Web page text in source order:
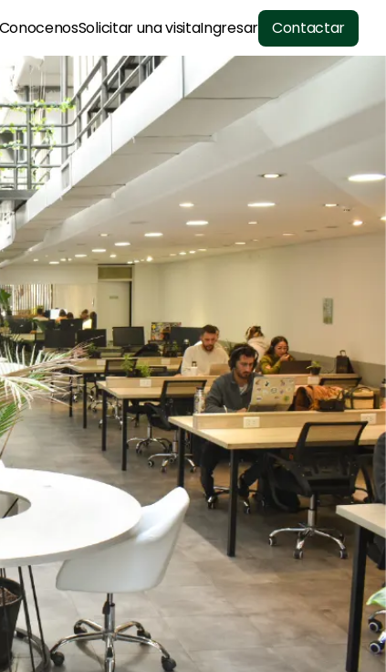
Solicitar una visitaIngresar Contactar